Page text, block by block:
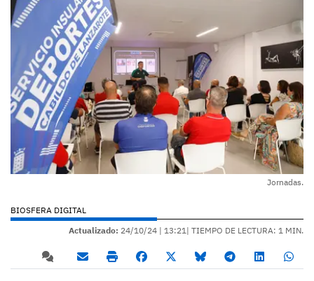
Jornadas.
BIOSFERA DIGITAL
Actualizado: 24/10/24 | 13:21 | TIEMPO DE LECTURA: 1 MIN.